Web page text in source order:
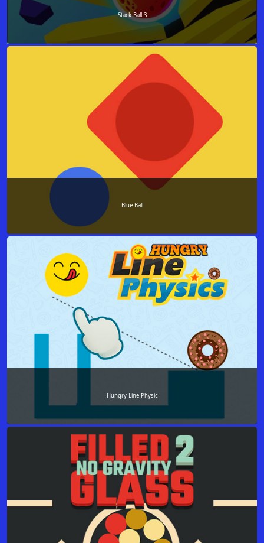
Stack Ball 3
Blue Ball
Hungry Line Physic